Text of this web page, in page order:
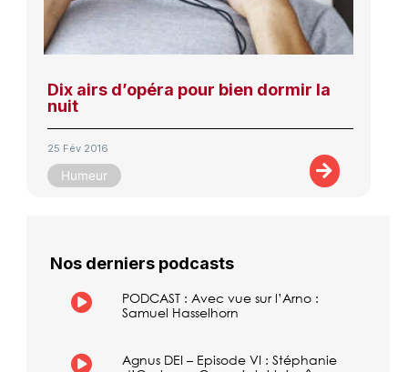
Dix airs d’opéra pour bien dormir la
nuit
25 Fév 2016
Humeur
Nos derniers podcasts
PODCAST : Avec vue sur l’Arno :
Samuel Hasselhorn
Agnus DEI – Episode VI : Stéphanie